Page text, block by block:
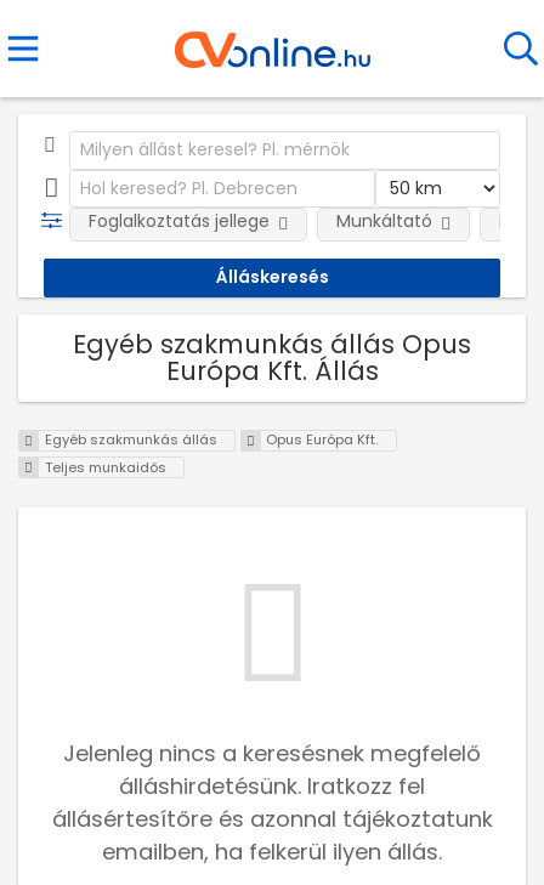
Foglalkoztatás jellege Munkáltató
Egyéb szakmunkás állás Opus
Európa Kft. Állás
Egyéb szakmunkás állás
Opus Európa Kft.
Teljes munkaidős
Jelenleg nincs a keresésnek megfelelő
álláshirdetésünk. Iratkozz fel
állásértesítőre és azonnal tájékoztatunk
emailben, ha felkerül ilyen állás.